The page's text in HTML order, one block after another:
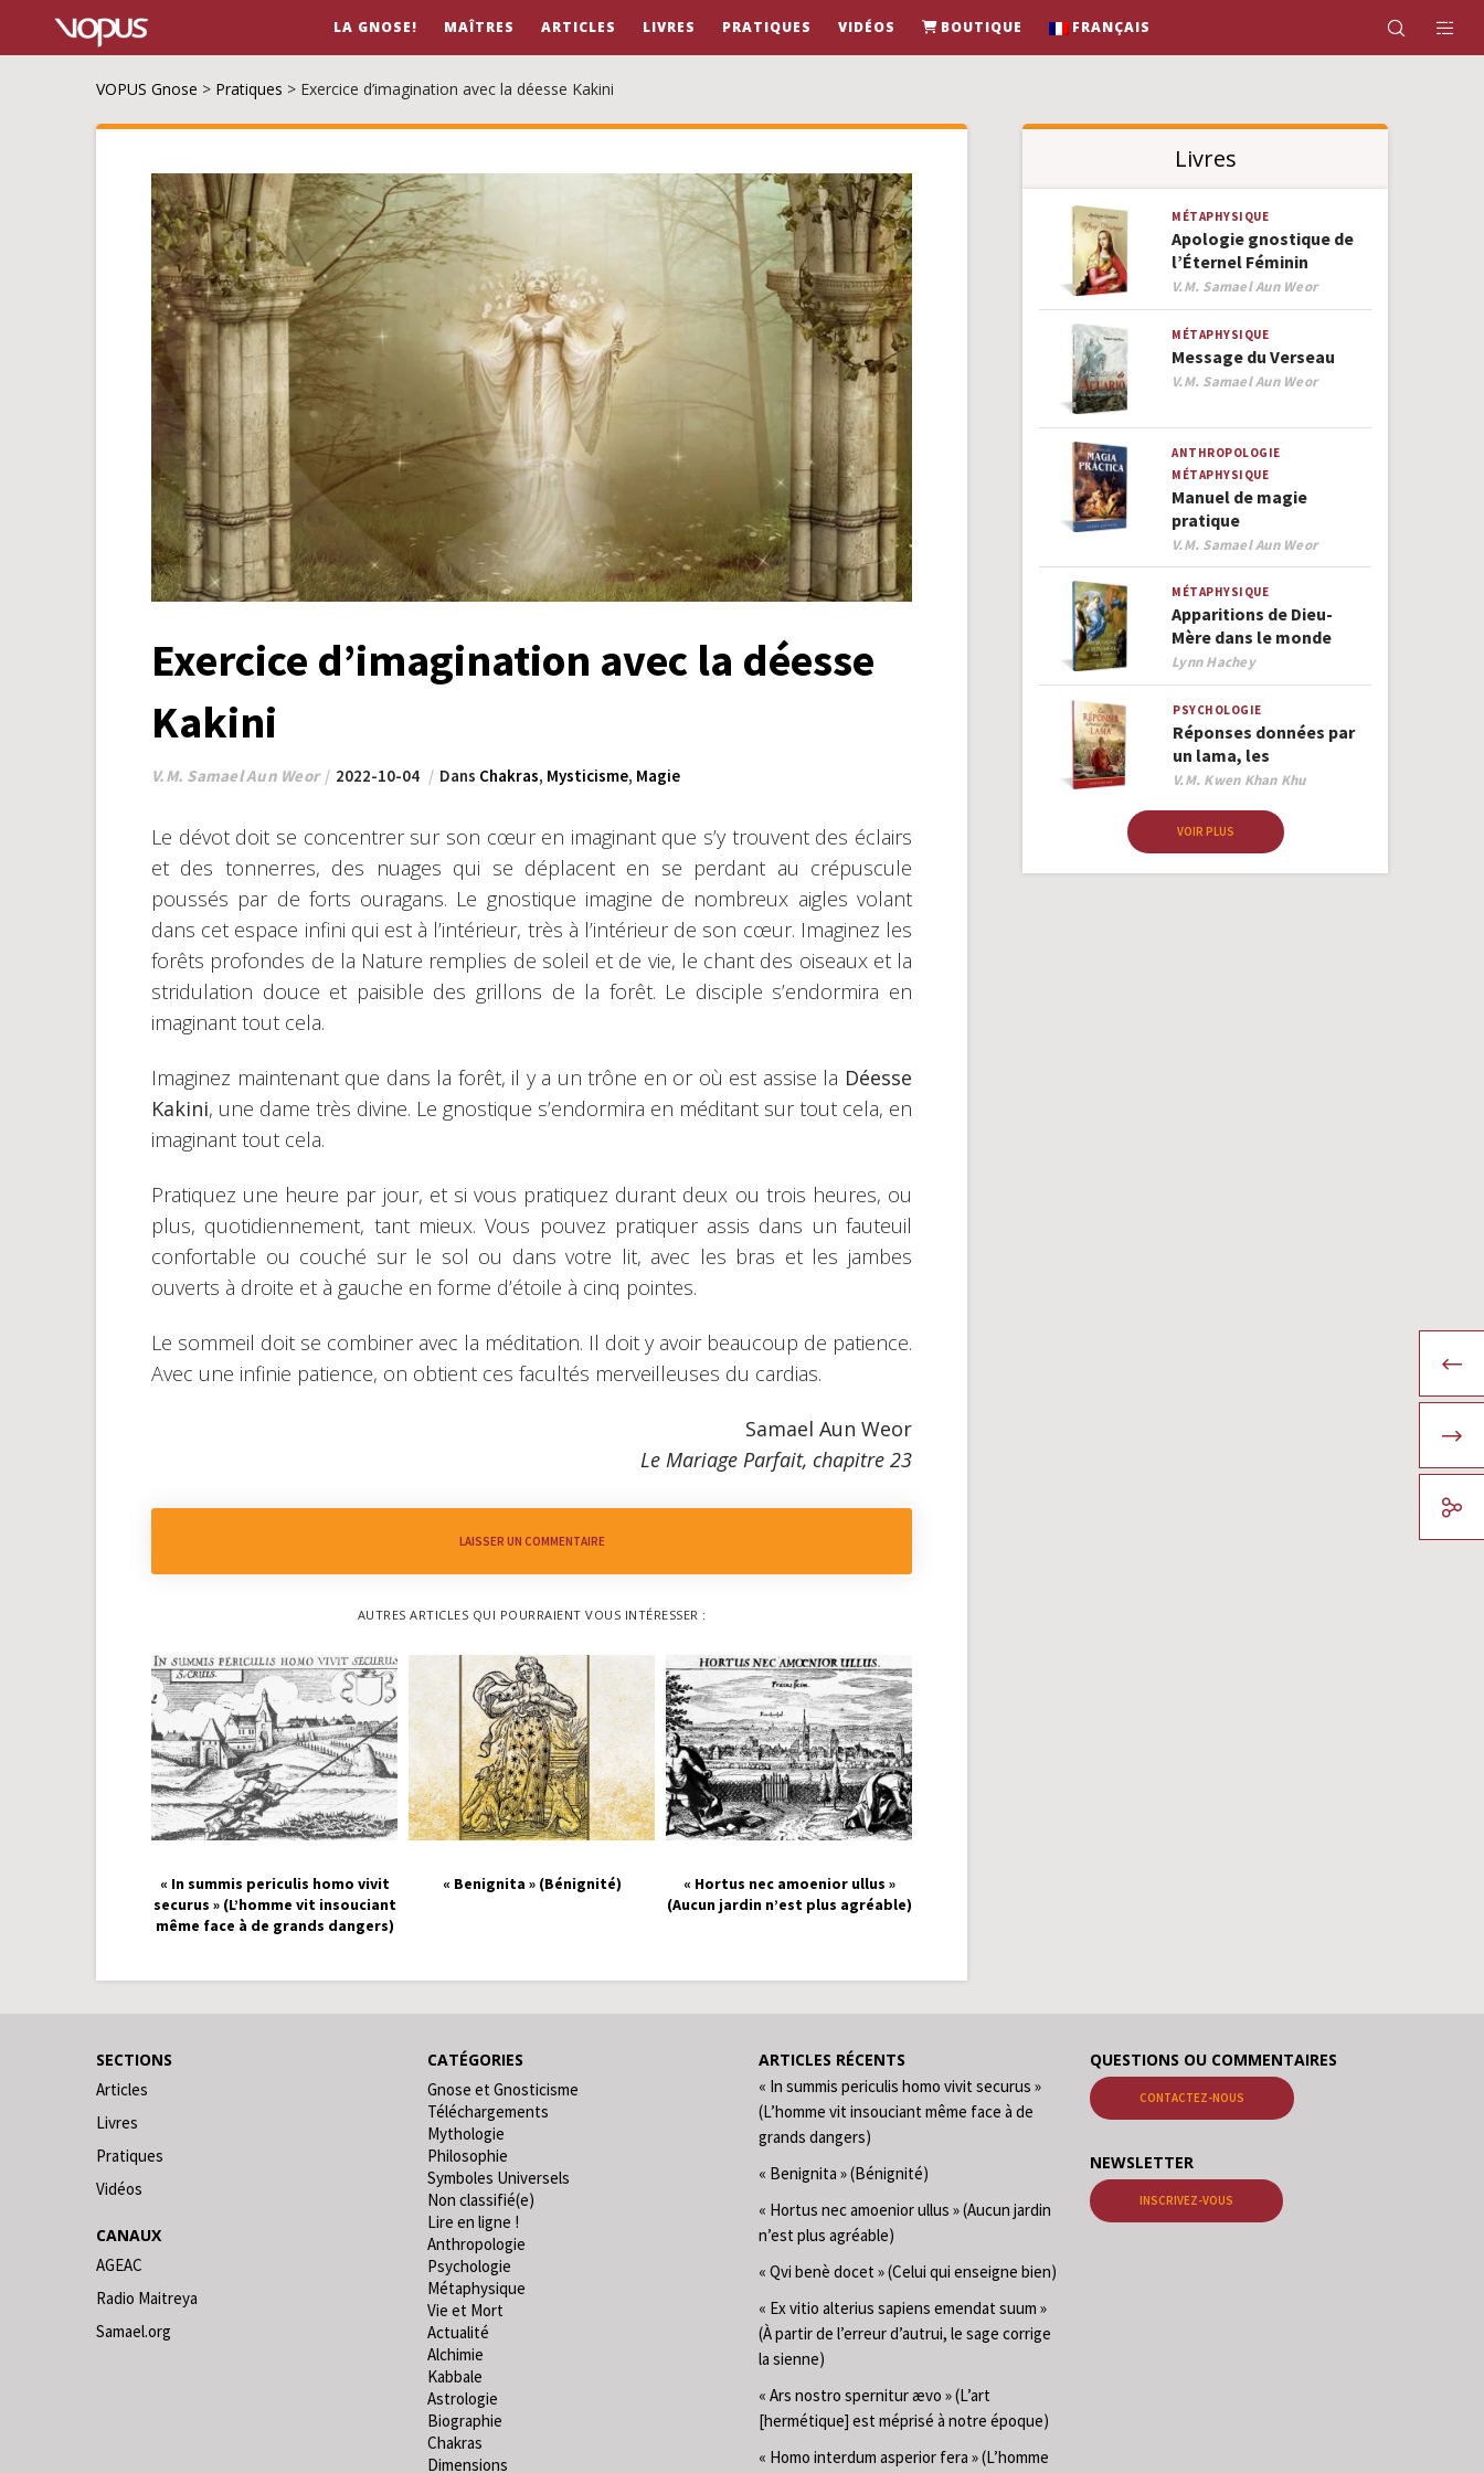
LA GNOSE! MAÎTRES ARTICLES LIVRES PRATIQUES VIDÉOS BOUTIQUE FRANÇAIS
VOPUS Gnose > Pratiques > Exercice d’imagination avec la déesse Kakini
Exercice d’imagination avec la déesse
Kakini
V.M. Samael Aun Weor 2022-10-04 Dans Chakras, Mysticisme, Magie
Le dévot doit se concentrer sur son cœur en imaginant que s’y trouvent des éclairs
et des tonnerres, des nuages qui se déplacent en se perdant au crépuscule
poussés par de forts ouragans. Le gnostique imagine de nombreux aigles volant
dans cet espace infini qui est à l’intérieur, très à l’intérieur de son cœur. Imaginez les
forêts profondes de la Nature remplies de soleil et de vie, le chant des oiseaux et la
stridulation douce et paisible des grillons de la forêt. Le disciple s’endormira en
imaginant tout cela.
Imaginez maintenant que dans la forêt, il y a un trône en or où est assise la Déesse
Kakini, une dame très divine. Le gnostique s’endormira en méditant sur tout cela, en
imaginant tout cela.
Pratiquez une heure par jour, et si vous pratiquez durant deux ou trois heures, ou
plus, quotidiennement, tant mieux. Vous pouvez pratiquer assis dans un fauteuil
confortable ou couché sur le sol ou dans votre lit, avec les bras et les jambes
ouverts à droite et à gauche en forme d’étoile à cinq pointes.
Le sommeil doit se combiner avec la méditation. Il doit y avoir beaucoup de patience.
Avec une infinie patience, on obtient ces facultés merveilleuses du cardias.
Samael Aun Weor
Le Mariage Parfait, chapitre 23
LAISSER UN COMMENTAIRE
AUTRES ARTICLES QUI POURRAIENT VOUS INTÉRESSER :
« In summis periculis homo vivit
securus » (L’homme vit insouciant
même face à de grands dangers)
« Benignita » (Bénignité)
« Hortus nec amoenior ullus »
(Aucun jardin n’est plus agréable)
Livres
MÉTAPHYSIQUE
Apologie gnostique de
l’Éternel Féminin
Author
V.M. Samael Aun Weor
MÉTAPHYSIQUE
Message du Verseau
Author
V.M. Samael Aun Weor
ANTHROPOLOGIE
MÉTAPHYSIQUE
Manuel de magie
pratique
Author
V.M. Samael Aun Weor
MÉTAPHYSIQUE
Apparitions de Dieu-
Mère dans le monde
Author
Lynn Hachey
PSYCHOLOGIE
Réponses données par
un lama, les
Author
V.M. Kwen Khan Khu
VOIR PLUS
SECTIONS
Articles
Livres
Pratiques
Vidéos
CANAUX
AGEAC
Radio Maitreya
Samael.org
CATÉGORIES
Gnose et Gnosticisme
Téléchargements
Mythologie
Philosophie
Symboles Universels
Non classifié(e)
Lire en ligne !
Anthropologie
Psychologie
Métaphysique
Vie et Mort
Actualité
Alchimie
Kabbale
Astrologie
Biographie
Chakras
Dimensions
ARTICLES RÉCENTS
« In summis periculis homo vivit securus »
(L’homme vit insouciant même face à de
grands dangers)
« Benignita » (Bénignité)
« Hortus nec amoenior ullus » (Aucun jardin
n’est plus agréable)
« Qvi benè docet » (Celui qui enseigne bien)
« Ex vitio alterius sapiens emendat suum »
(À partir de l’erreur d’autrui, le sage corrige
la sienne)
« Ars nostro spernitur ævo » (L’art
[hermétique] est méprisé à notre époque)
« Homo interdum asperior fera » (L’homme
QUESTIONS OU COMMENTAIRES
CONTACTEZ-NOUS
NEWSLETTER
INSCRIVEZ-VOUS